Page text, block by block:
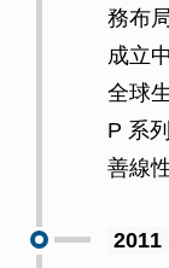
務布
成立
全球
P 系
善線
2011